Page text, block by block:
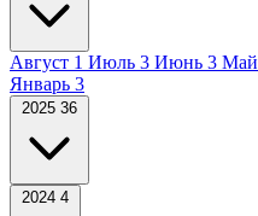
Август 1 Июль 3 Июнь 3 Май
Январь 3
2025 36
2024 4